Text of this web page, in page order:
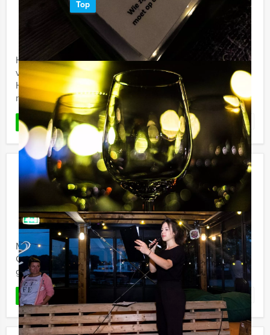
Top
Vanaf € 62,50 p.p. excl. BTW
Vanaf 12 personen ‐ 4 uur en 30 minuten
Het 'Get The Picture Dinner' in Helmond, dat is genieten
van lekker eten én een speurtocht door de stad, met
Holland Tour Guides. Wandelen en de mooiste kiekjes
nemen van ...
LEES MEER Favoriet
GPS Speurtocht Groningen
Vanaf€ 22,50 p.p. excl. BTW
Vanaf 12 personen ‐ 2 uur en 30 minuten
Met de GPS Speurtocht van Holland Tour Guides in
Groningen zorgen wij dat u binnen no-time -zonder
gids- de weg weet in de stad.
LEES MEER Favoriet